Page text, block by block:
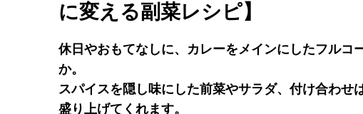
に変える副菜レシピ】
休日やおもてなしに、カレーをメインにしたフルコ
か。
スパイスを隠し味にした前菜やサラダ、付け合わせ
盛り上げてくれます。